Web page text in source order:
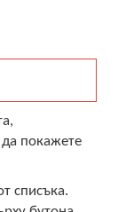
покажете
списъка.